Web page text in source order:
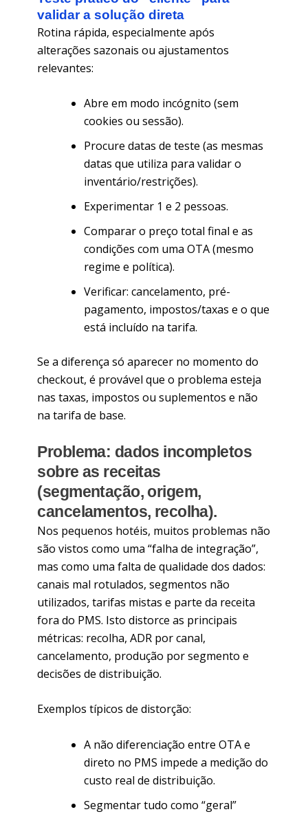
validar a solução direta
Rotina rápida, especialmente após
alterações sazonais ou ajustamentos
relevantes:
Abre em modo incógnito (sem
cookies ou sessão).
Procure datas de teste (as mesmas
datas que utiliza para validar o
inventário/restrições).
Experimentar 1 e 2 pessoas.
Comparar o preço total final e as
condições com uma OTA (mesmo
regime e política).
Verificar: cancelamento, pré-
pagamento, impostos/taxas e o que
está incluído na tarifa.
Se a diferença só aparecer no momento do
checkout, é provável que o problema esteja
nas taxas, impostos ou suplementos e não
na tarifa de base.
Problema: dados incompletos
sobre as receitas
(segmentação, origem,
cancelamentos, recolha).
Nos pequenos hotéis, muitos problemas não
são vistos como uma “falha de integração”,
mas como uma falta de qualidade dos dados:
canais mal rotulados, segmentos não
utilizados, tarifas mistas e parte da receita
fora do PMS. Isto distorce as principais
métricas: recolha, ADR por canal,
cancelamento, produção por segmento e
decisões de distribuição.
Exemplos típicos de distorção:
A não diferenciação entre OTA e
direto no PMS impede a medição do
custo real de distribuição.
Segmentar tudo como “geral”